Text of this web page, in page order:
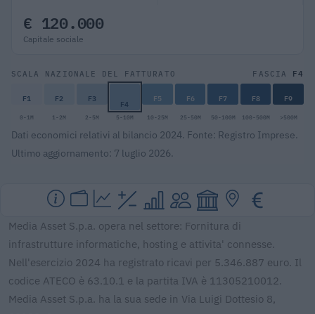
€ 120.000
Capitale sociale
SCALA NAZIONALE DEL FATTURATO FASCIA F4
F1 F2 F3 F4 F5 F6 F7 F8 F9
0-1M 1-2M 2-5M 5-10M 10-25M 25-50M 50-100M 100-500M >500M
Dati economici relativi al bilancio 2024. Fonte: Registro Imprese.
Ultimo aggiornamento: 7 luglio 2026.
Media Asset S.p.a. opera nel settore: Fornitura di
infrastrutture informatiche, hosting e attivita' connesse.
Nell'esercizio 2024 ha registrato ricavi per 5.346.887 euro. Il
codice ATECO è 63.10.1 e la partita IVA è 11305210012.
Media Asset S.p.a. ha la sua sede in Via Luigi Dottesio 8,